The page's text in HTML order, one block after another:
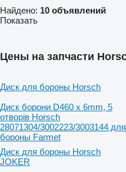
Найдено: 10 объявлений
Показать
Цены на запчасти
Диск для бороны Horsch
Диск борони D460 x 6mm, 5
отворів Horsch
28071304/3002223/3003144 для
бороны Farmet
Диск для бороны Horsch
JOKER